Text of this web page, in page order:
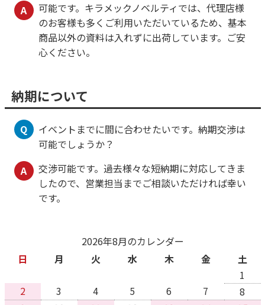
A
可能です。キラメックノベルティでは、代理店様
のお客様も多くご利用いただいているため、基本
商品以外の資料は入れずに出荷しています。ご安
心ください。
納期について
Q
イベントまでに間に合わせたいです。納期交渉は
可能でしょうか？
A
交渉可能です。過去様々な短納期に対応してきま
したので、営業担当までご相談いただければ幸い
です。
2026年8月のカレンダー
日
月 火 水 木 金
土
1
2
3 4 5 6 7
8